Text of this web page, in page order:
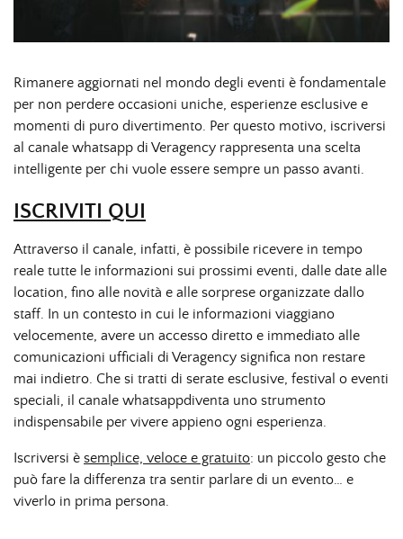
Rimanere aggiornati nel mondo degli eventi è fondamentale
per non perdere occasioni uniche, esperienze esclusive e
momenti di puro divertimento. Per questo motivo, iscriversi
al canale whatsapp di Veragency rappresenta una scelta
intelligente per chi vuole essere sempre un passo avanti.
ISCRIVITI QUI
Attraverso il canale, infatti, è possibile ricevere in tempo
reale tutte le informazioni sui prossimi eventi, dalle date alle
location, fino alle novità e alle sorprese organizzate dallo
staff. In un contesto in cui le informazioni viaggiano
velocemente, avere un accesso diretto e immediato alle
comunicazioni ufficiali di Veragency significa non restare
mai indietro. Che si tratti di serate esclusive, festival o eventi
speciali, il canale whatsappdiventa uno strumento
indispensabile per vivere appieno ogni esperienza.
Iscriversi è semplice, veloce e gratuito: un piccolo gesto che
può fare la differenza tra sentir parlare di un evento… e
viverlo in prima persona.